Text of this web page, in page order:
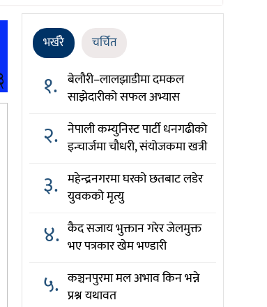
भर्खरै चर्चित
१. बेलौरी–लालझाडीमा दमकल
साझेदारीको सफल अभ्यास
२. नेपाली कम्युनिस्ट पार्टी धनगढीको
इन्चार्जमा चौधरी, संयोजकमा खत्री
३. महेन्द्रनगरमा घरको छतबाट लडेर
युवकको मृत्यु
४. कैद सजाय भुक्तान गरेर जेलमुक्त
भए पत्रकार खेम भण्डारी
५. कञ्चनपुरमा मल अभाव किन भन्ने
प्रश्न यथावत